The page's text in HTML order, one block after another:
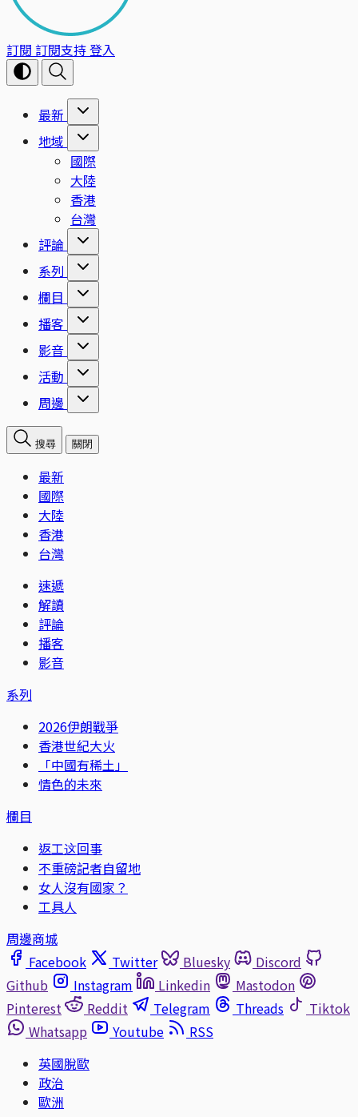
訂閱 訂閱支持登入
最新
地域
國際
大陸
香港
台灣
評論
系列
欄目
播客
影音
活動
周邊
搜尋 關閉
最新
國際
大陸
香港
台灣
速遞
解讀
評論
播客
影音
系列
2026伊朗戰爭
香港世紀大火
「中國有稀土」
情色的未來
欄目
返工这回事
不重磅記者自留地
女人沒有國家？
工具人
周邊商城
Facebook
Twitter Bluesky
Discord
Github
Instagram Linkedin
Mastodon
Pinterest
Reddit Telegram Threads
Tiktok
Whatsapp
Youtube
RSS
英國脫歐
政治
歐洲